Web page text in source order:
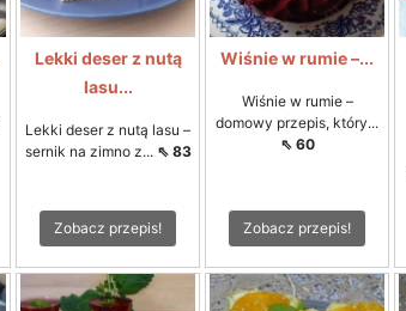
Lekki deser z nutą
lasu...
Lekki deser z nutą lasu –
sernik na zimno z... ⇖ 83
Zobacz przepis!
Wiśnie w rumie –...
Wiśnie w rumie –
domowy przepis, który...
⇖ 60
Zobacz przepis!